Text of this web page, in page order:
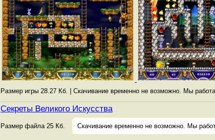
Размер игры 28.27 Кб. | Скачивание временно не возможно. Мы
Секреты Великого Искусства
Размер файла 25 Кб. Скачивание временно не возможно. Мы